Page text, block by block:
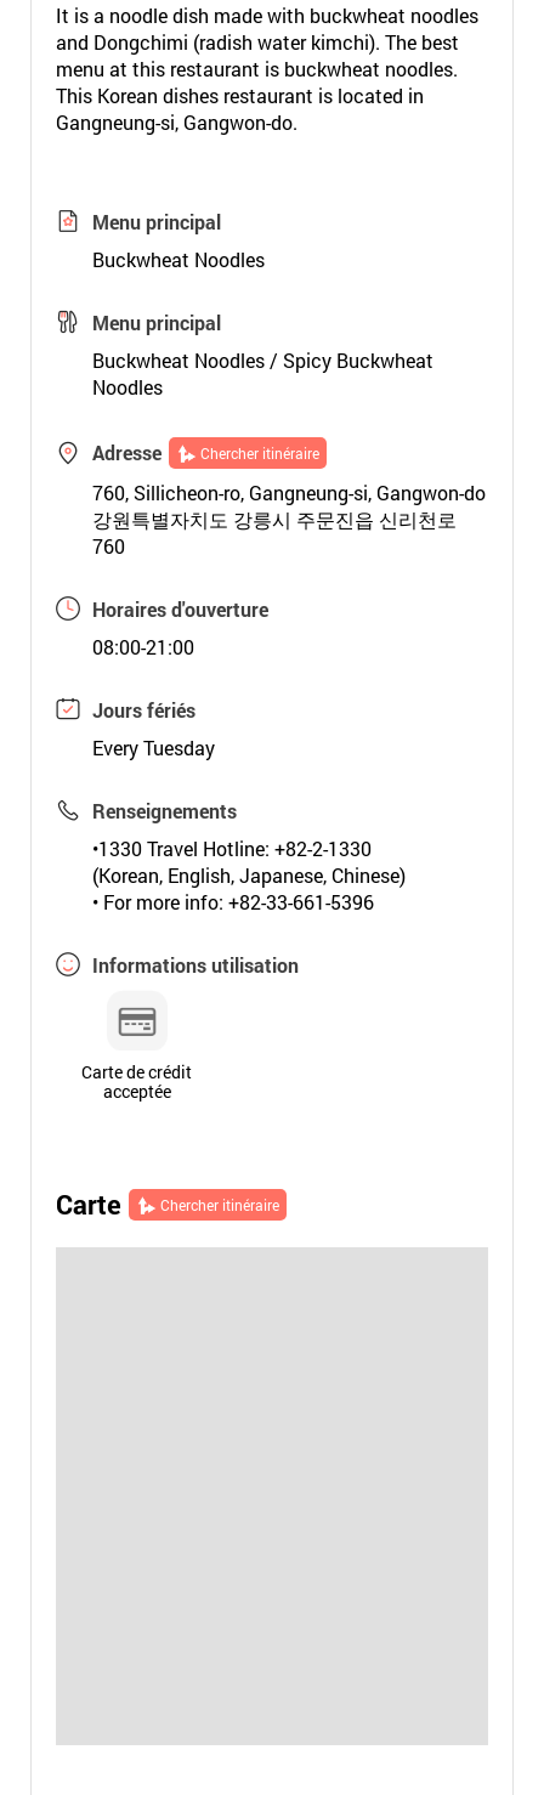
It is a noodle dish made with buckwheat noodles
and Dongchimi (radish water kimchi). The best
menu at this restaurant is buckwheat noodles.
This Korean dishes restaurant is located in
Gangneung-si, Gangwon-do.
Menu principal
Buckwheat Noodles
Menu principal
Buckwheat Noodles / Spicy Buckwheat
Noodles
Adresse Chercher itinéraire
760, Sillicheon-ro, Gangneung-si, Gangwon-do
강원특별자치도 강릉시 주문진읍 신리천로
760
Horaires d'ouverture
08:00-21:00
Jours fériés
Every Tuesday
Renseignements
•1330 Travel Hotline: +82-2-1330
(Korean, English, Japanese, Chinese)
• For more info: +82-33-661-5396
Informations utilisation
Carte de crédit
acceptée
Carte Chercher itinéraire